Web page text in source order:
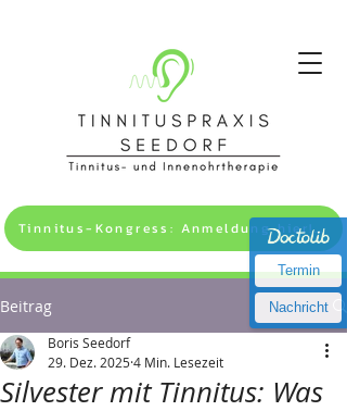
Tinnitus-Kongress: Anmeldung hier! >>
Beitrag
Silvester mit Tinnitus: Was
Boris Seedorf
29. Dez. 20254 Min. Lesezeit
Termin
Nachricht